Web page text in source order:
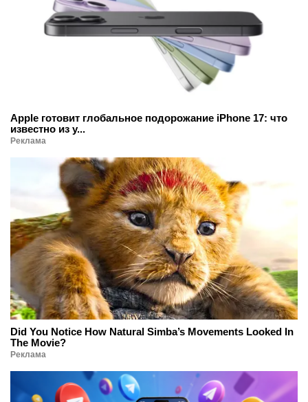
Apple готовит глобальное подорожание iPhone 17: что
известно из у...
Реклама
Did You Notice How Natural Simba’s Movements Looked In
The Movie?
Реклама